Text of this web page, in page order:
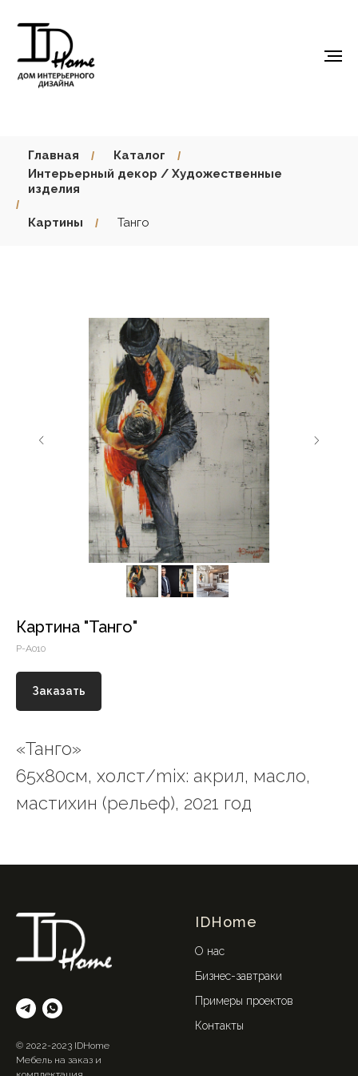
Главная / Каталог /
Интерьерный декор / Художественные
изделия
/
Картины / Танго
Картина "Танго"
P-A010
Заказать
«Танго»
65х80см, холст/mix: акрил, масло,
мастихин (рельеф), 2021 год
© 2022-2023 IDHome
Мебель на заказ и
IDHome
О нас
Бизнес-завтраки
Примеры проектов
Контакты